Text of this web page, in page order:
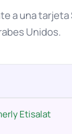
a una
Unidos.
Etisalat